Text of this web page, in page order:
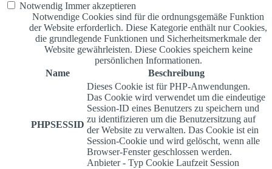
Notwendig Immer akzeptieren
Notwendige Cookies sind für die ordnungsgemäße Funktion
der Website erforderlich. Diese Kategorie enthält nur Cookies,
die grundlegende Funktionen und Sicherheitsmerkmale der
Website gewährleisten. Diese Cookies speichern keine
persönlichen Informationen.
Name
Beschreibung
PHPSESSID
Dieses Cookie ist für PHP-Anwendungen.
Das Cookie wird verwendet um die eindeutige
Session-ID eines Benutzers zu speichern und
zu identifizieren um die Benutzersitzung auf
der Website zu verwalten. Das Cookie ist ein
Session-Cookie und wird gelöscht, wenn alle
Browser-Fenster geschlossen werden.
Anbieter - Typ Cookie Laufzeit Session